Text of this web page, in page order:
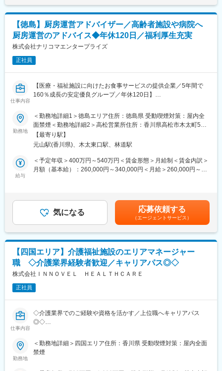
■評価制度について：
評価は、営業目標の達成率と、定性目標の遂行状況の両面から実
施しています。定性目標の一部は個人ごとに設定することが可能
で、ご自身のキャリア志向や成長段階に応じた目標を設定できる
点も特徴です。
変更の範囲：会社の定める業務
→必要に応じて厨房内での指導や、育成のお手伝い。緊急支援と
して、厨房業務のためシフトイン。
◎食材のコストを削減したい
→フードロスが起こっていることはないか、発注量は適正なのか
どうかをヒアリングし、現実に即した改善を提案、実施。
◎食事の残飯が多い
→施設さまとの給食会議により、課題を回収し、関連部署へ報
告、改善提案
その他、業務改善提案・衛生管理指導・新規立ち上げに伴うサポ
なサポート業務をお任せします。
■業務の特徴：
・アフターフォローを行い、お客さまと信頼関係を深めて契約継
・担当施設は、20件程度（エリアによって変動いたします）移動
は社用車がメインです。
■入社後について：
ご経歴等により期間は異なりますが、弊社厨房運営の理解を深め
てもらうため、入社後、3ヶ月～6ヶ月程度は厨房研修を受けてい
ただきます。（実施予定エリア：香川県、岡山県）厨房研修後
は、3か月程度は同行が主な動きとなります。その間に当社と仕事
に関して必要な知識を学んでいってもらいます。慣れてきたら、
一人での施設への定期訪問や営業同行などを行っていただきま
す。 入社後研修の半年後にチーフ資格試験受講、一年後にア
選考を通じて上下する可能性があります。月給(月額)は固定手当を
含めた表記です。
【徳島】厨房運営アドバイザー／高齢者施設や病院へ
厨房運営のアドバイス◆年休120日／福利厚生充実
株式会社ナリコマエンタープライズ
正社員
仕事内容
【医療・福祉施設に向けたお食事サービスの提供企業／5年間で
160％成長の安定優良グループ／年休120日】
■業務内容：
厨房運営のアドバイザーとして、高齢者施設や病院を定期訪問
し、厨房運営の課題解決、アドバイスを行っていただきます。
■具体的な業務内容：
担当施設（20件程度）を定期訪問し、以下のような課題に対応し
ます。
・食事満足度向上（残食改善の提案）
・厨房スタッフの育成・指導
・厨房チェック、在庫管理、現場業務支援
必要に応じて現場に入り、実務支援（シフトイン）も行います。
■入社後の研修について：
・入社後、3～6ヶ月程度は厨房研修を受けていただきます。厨房
研修後は、3か月程度は同行が主な動きとなります。その間に当社
と仕事に関して必要な知識を学んでいっていただきます。
・入社後研修の半年後にチーフ資格試験受講、一年後にアドバイ
ザーの習熟度試験を実施しており、ステップアップのフォローも
しっかりいたします。
・食事に関するアドバイスだけではなく、施設が抱える給食部門
全体の人員不足の問題や、給食部門の収支管理など、施設さまに
勤務地
＜勤務地詳細1＞徳島エリア住所：徳島県 受動喫煙対策：屋内全
面禁煙＜勤務地詳細2＞高松営業所住所：香川県高松市木太町559
番地4 葛西ビル1階 受動喫煙対策：屋内全面禁煙変更の範囲：会
社の定める事業所
【最寄り駅】
元山駅(香川県)、木太東口駅、林道駅
給与
＜予定年収＞400万円～540万円＜賃金形態＞月給制＜賃金内訳＞
月額（基本給）：260,000円～340,000円＜月給＞260,000円～
昇給：年1回（4月）賃金はあくまでも目安の金額であり、選考を
通じて上下する可能性があります。月給(月額)は固定手当を含めた
表記です。
気になる 応募依頼する
（エージェントサービス）
【四国エリア】介護福祉施設のエリアマネージャー
職 ◇介護業界経験者歓迎／キャリアパス◎◇
株式会社ＩＮＮＯＶＥＬ ＨＥＡＬＴＨＣＡＲＥ
正社員
仕事内容
◇介護業界でのご経験や資格を活かす／上位職へキャリアパス
◎◇
介護・医療・障がい福祉事業を展開する当社にて、エリアマネー
ジャーとして5か所程度の複数事業所の統括マネジメントをお任せ
勤務地
＜勤務地詳細＞四国エリア住所：香川県 受動喫煙対策：屋内全面
禁煙